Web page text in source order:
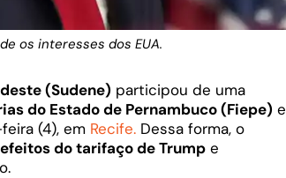
os interesses dos EUA.
(Sudene) participou de uma
do Estado de Pernambuco (Fiepe) e
(4), em Recife. Dessa forma, o
do tarifaço de Trump e